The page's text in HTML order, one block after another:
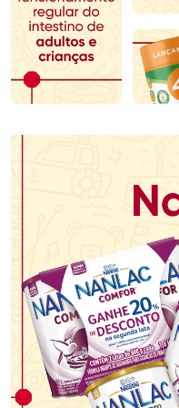
Comprar sem Desconto
Por R$ 279,90/cada
Comprar sem Desconto
Por R$ 279,90/cada